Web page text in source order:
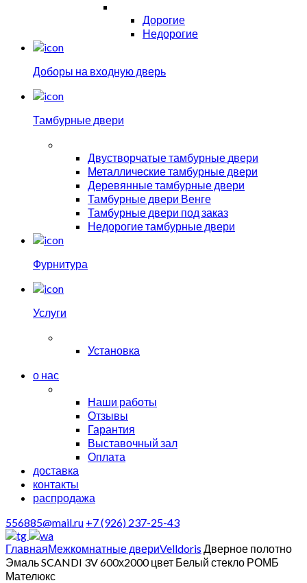
Дорогие
Недорогие
Доборы на входную дверь
Тамбурные двери
Двустворчатые тамбурные двери
Металлические тамбурные двери
Деревянные тамбурные двери
Тамбурные двери Венге
Тамбурные двери под заказ
Недорогие тамбурные двери
Фурнитура
Услуги
Установка
о нас
Наши работы
Отзывы
Гарантия
Выставочный зал
Оплата
доставка
контакты
распродажа
556885@mail.ru +7 (926) 237-25-43
ГлавнаяМежкомнатные двериVelldoris Дверное полотно
Эмаль SCANDI 3V 600х2000 цвет Белый стекло РОМБ
Мателюкс